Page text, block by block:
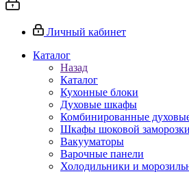
Личный кабинет
Каталог
Назад
Каталог
Кухонные блоки
Духовые шкафы
Комбинированные
Шкафы шоковой заморозки
Вакууматоры
Варочные панели
Холодильники и